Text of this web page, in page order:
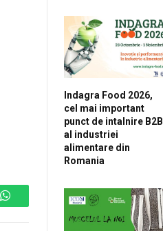
WhatsApp
Indagra Food 2026,
cel mai important
punct de intalnire B2B
al industriei
alimentare din
Romania